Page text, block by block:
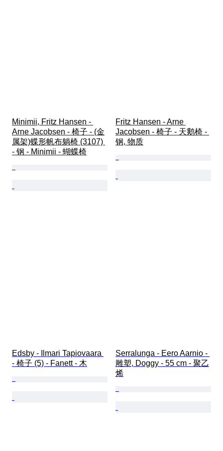
Minimii, Fritz Hansen -
Arne Jacobsen - 椅子 - (金
属架)蝶形帆布躺椅 (3107)
- 钢 - Minimii - 蝴蝶椅
Fritz Hansen - Arne
Jacobsen - 椅子 - 天鹅椅 -
钢, 物质
Edsby - Ilmari Tapiovaara
- 椅子 (5) - Fanett - 木
Serralunga - Eero Aarnio -
雕塑, Doggy - 55 cm - 聚乙
烯